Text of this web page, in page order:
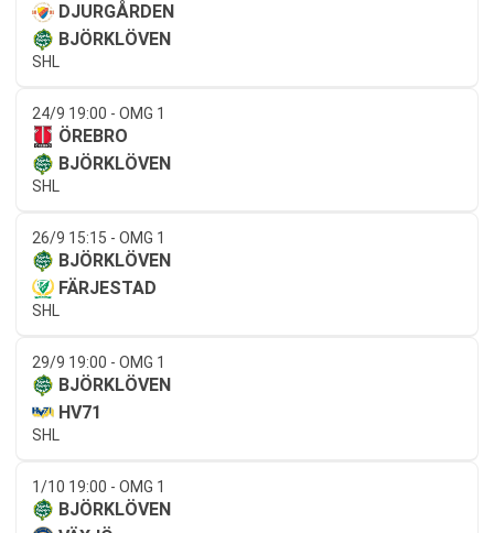
DJURGÅRDEN
BJÖRKLÖVEN
SHL
24/9 19:00 - OMG 1
ÖREBRO
BJÖRKLÖVEN
SHL
26/9 15:15 - OMG 1
BJÖRKLÖVEN
FÄRJESTAD
SHL
29/9 19:00 - OMG 1
BJÖRKLÖVEN
HV71
SHL
1/10 19:00 - OMG 1
BJÖRKLÖVEN